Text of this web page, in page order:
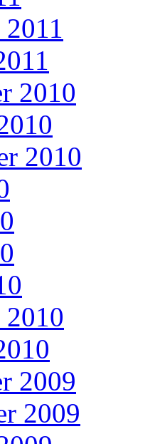
2010
2010
2010
2009
2009